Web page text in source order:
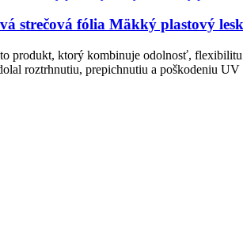
strečová fólia Mäkký plastový
produkt, ktorý kombinuje odolnosť,
roztrhnutiu, prepichnutiu a poškodeniu